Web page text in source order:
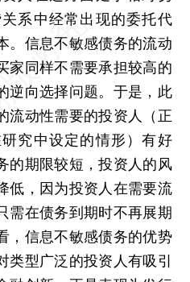
系中经常出现的委托代
。信息不敏感债务的流动
家同样不需要承担较高的
逆向选择问题。于是，此
流动性需要的投资人（正
究中设定的情形）有好
的期限较短，投资人的风
低，因为投资人在需要流
需在债务到期时不再展期
，信息不敏感债务的优势
类型广泛的投资人有吸引